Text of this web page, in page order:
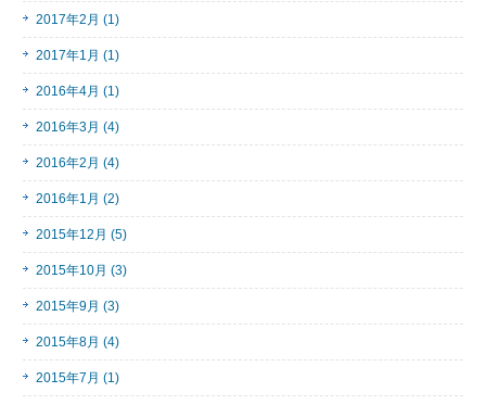
2017年2月 (1)
2017年1月 (1)
2016年4月 (1)
2016年3月 (4)
2016年2月 (4)
2016年1月 (2)
2015年12月 (5)
2015年10月 (3)
2015年9月 (3)
2015年8月 (4)
2015年7月 (1)